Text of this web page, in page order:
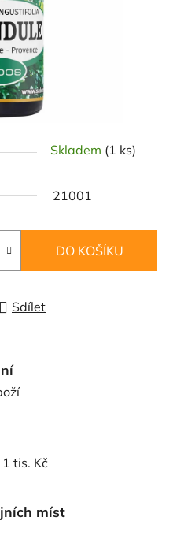
Skladem (1 ks)
21001
DO KOŠÍKU
Sdílet
tis. Kč
míst